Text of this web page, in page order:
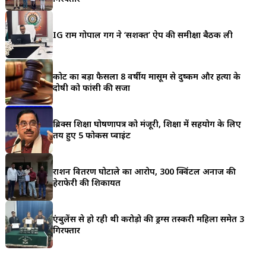
IG राम गोपाल गर्ग ने ‘सशक्त’ ऐप की समीक्षा बैठक ली
कोर्ट का बड़ा फैसला 8 वर्षीय मासूम से दुष्कर्म और हत्या के
दोषी को फांसी की सजा
ब्रिक्स शिक्षा घोषणापत्र को मंजूरी, शिक्षा में सहयोग के लिए
तय हुए 5 फोकस प्वाइंट
राशन वितरण घोटाले का आरोप, 300 क्विंटल अनाज की
हेराफेरी की शिकायत
एंबुलेंस से हो रही थी करोड़ो की ड्रग्स तस्करी महिला समेत 3
गिरफ्तार